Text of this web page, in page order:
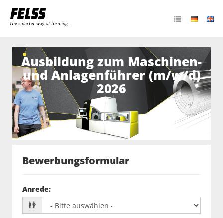
Ausbildung zum Maschinen-
und Anlagenführer (m/w/d)
2026
Bewerbungsformular
Anrede: